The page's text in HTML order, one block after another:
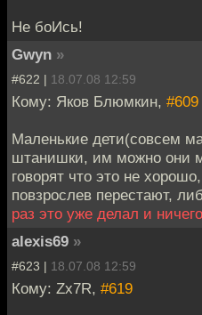
Не боИсь!
Gwyn »
#622 | 18.07.08 12:59
Кому: Яков Блюмкин, #609
Маленькие дети(совсем
штанишки, им можно они
говорят что это не
повзрослев перестают,
раз это уже делал и
alexis69 »
#623 | 18.07.08 12:59
Кому: Zx7R, #619